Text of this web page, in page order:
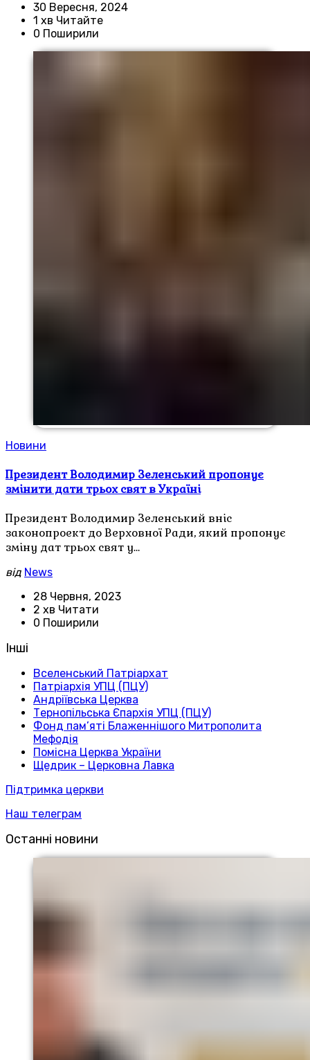
30 Вересня, 2024
1 хв Читайте
0 Поширили
Новини
Президент Володимир Зеленський пропонує
змінити дати трьох свят в Україні
Президент Володимир Зеленський вніс
законопроект до Верховної Ради, який пропонує
зміну дат трьох свят у…
від News
28 Червня, 2023
2 хв Читати
0 Поширили
Інші
Вселенський Патріархат
Патріархія УПЦ (ПЦУ)
Андріївська Церква
Тернопільська Єпархія УПЦ (ПЦУ)
Фонд пам’яті Блаженнішого Митрополита
Мефодія
Помісна Церква України
Щедрик – Церковна Лавка
Підтримка церкви
Наш телеграм
Останні новини